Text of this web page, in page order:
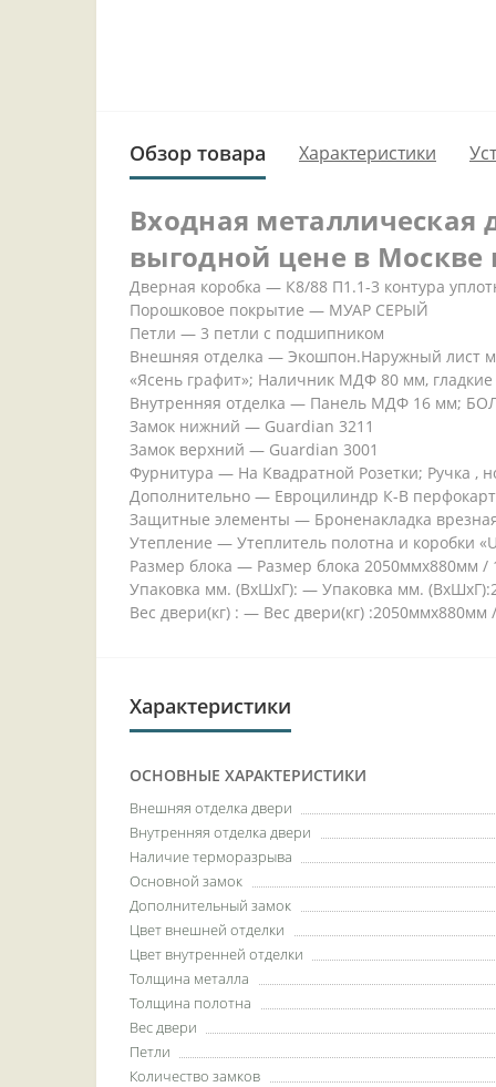
Обзор товара Характеристики
Входная металлическая
выгодной цене в Москве
Дверная коробка — К8/88 П1.1-3 контура
Порошковое покрытие — МУАР СЕРЫЙ
Петли — 3 петли с подшипником
Внешняя отделка — Экошпон.Наружный
«Ясень графит»; Наличник МДФ 80 мм, гладкие
Внутренняя отделка — Панель МДФ 16 мм;
Замок нижний — Guardian 3211
Замок верхний — Guardian 3001
Фурнитура — На Квадратной Розетки; Ручка ,
Дополнительно — Евроцилиндр К-В
Защитные элементы — Броненакладка
Утепление — Утеплитель полотна и коробки
Размер блока — Размер блока 2050ммх880мм /
Упаковка мм. (ВхШхГ): — Упаковка мм.
Вес двери(кг) : — Вес двери(кг) :2050ммх880мм
Характеристики
ОСНОВНЫЕ ХАРАКТЕРИСТИКИ
Внешняя отделка двери
Внутренняя отделка двери
Наличие терморазрыва
Основной замок
Дополнительный замок
Цвет внешней отделки
Цвет внутренней отделки
Толщина металла
Толщина полотна
Вес двери
Петли
Количество замков